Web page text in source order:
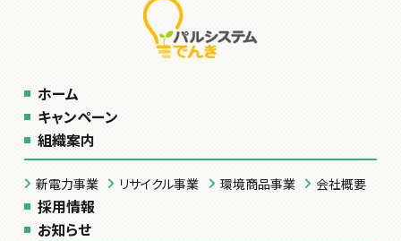
ホーム
キャンペーン
組織案内
新電力事業 リサイクル事業 環境商品事業 会社概要
採用情報
お知らせ